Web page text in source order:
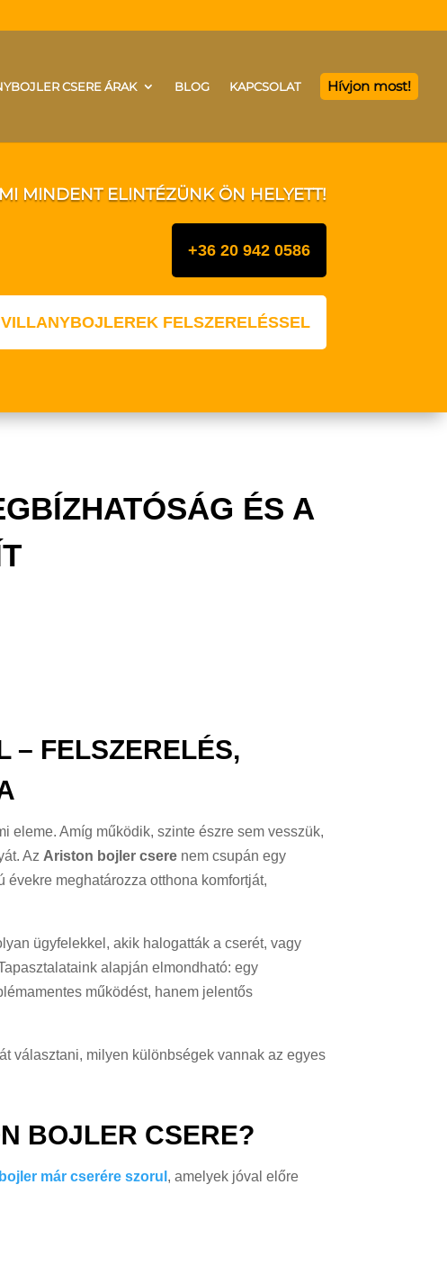
CSERE ÁRAK BLOG KAPCSOLAT Hívjon most!
MINDENT ELINTÉZÜNK ÖN HELYETT!
+36 20 942 0586
FELSZERELÉSSEL
ÉS A
– FELSZERELÉS,
eleme. Amíg működik, szinte észre sem vesszük,
Az Ariston bojler csere nem csupán egy
meghatározza otthona komfortját,
ügyfelekkel, akik halogatták a cserét, vagy
alapján elmondható: egy
működést, hanem jelentős
választani, milyen különbségek vannak az egyes
BOJLER CSERE?
már cserére szorul , amelyek jóval előre